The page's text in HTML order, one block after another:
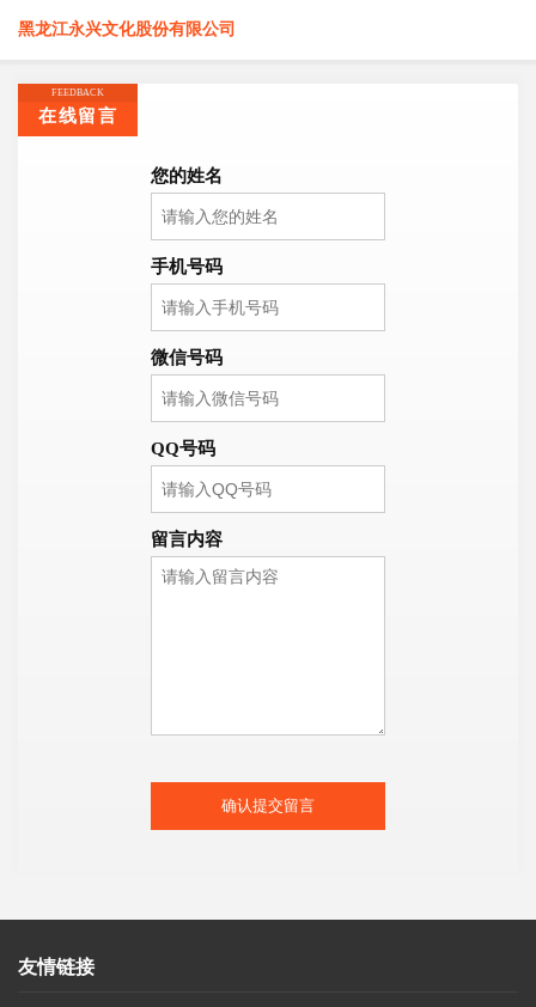
黑龙江永兴文化股份有限公司
FEEDBACK
在线留言
您的姓名
手机号码
微信号码
QQ号码
留言内容
确认提交留言
友情链接